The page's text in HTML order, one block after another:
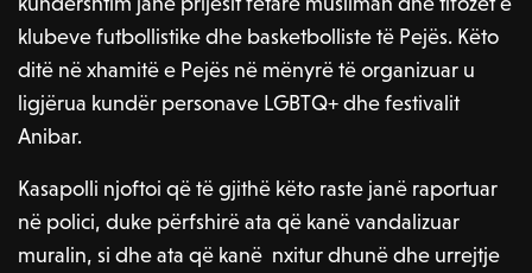
klubeve futbollistike dhe basketbolliste të Pejës. Këto
ditë në xhamitë e Pejës në mënyrë të organizuar u
ligjërua kundër personave LGBTQ+ dhe festivalit
Anibar.
Kasapolli njoftoi që të gjithë këto raste janë raportuar
në polici, duke përfshirë ata që kanë vandalizuar
muralin, si dhe ata që kanë nxitur dhunë dhe urrejtje